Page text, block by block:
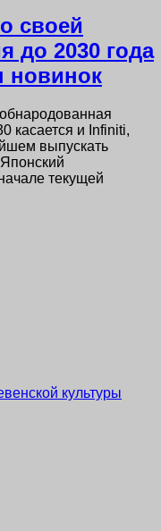
своей
до 2030 года
новинок
касается и Infiniti,
выпускать
текущей
культуры